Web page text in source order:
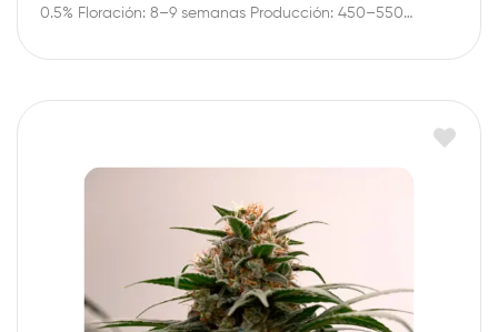
0.5% Floración: 8–9 semanas Producción: 450–550…